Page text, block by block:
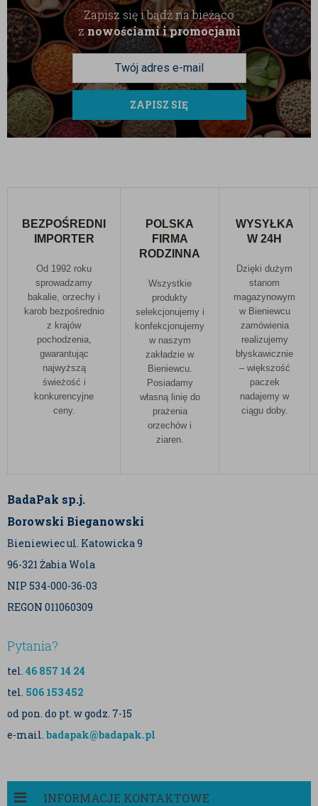
pochodzą od sprawdzonych dostawców, dzięki czemu
zawsze otrzymujesz produkt czysty, świeży i łatwy w
obróbce. Wybierając BadaPak, stawiasz na
sprawdzone składniki, które pozwolą Ci odkrywać
nowe smaki każdego dnia.
Przechowywanie:Surowy produkt należy
produkty zawierające gluten oraz produkty
zawierające SO2 (dwutlenek siarki).
Zapisz się i bądź na bieżąco
znowościami i promocjami
ZAPISZ SIĘ
BEZPOŚREDNI
IMPORTER
Od 1992 roku
sprowadzamy
bakalie, orzechy i
karob bezpośrednio
z krajów
pochodzenia,
gwarantując
najwyższą
świeżość i
konkurencyjne
ceny.
POLSKA
FIRMA
RODZINNA
Wszystkie
produkty
selekcjonujemy i
konfekcjonujemy
w naszym
zakładzie w
Bieniewcu.
Posiadamy
własną linię do
prażenia
orzechów i
ziaren.
WYSYŁKA
W 24H
Dzięki dużym
stanom
magazynowym
w Bieniewcu
zamówienia
realizujemy
błyskawicznie
– większość
paczek
nadajemy w
ciągu doby.
BadaPak sp.j.
Borowski Bieganowski
Bieniewiec ul. Katowicka 9
96-321 Żabia Wola
NIP 534-000-36-03
REGON 011060309
Pytania?
tel. 46 857 14 24
tel. 506 153 452
od pon. do pt. w godz. 7-15
e-mail. badapak@badapak.pl
INFORMACJE KONTAKTOWE